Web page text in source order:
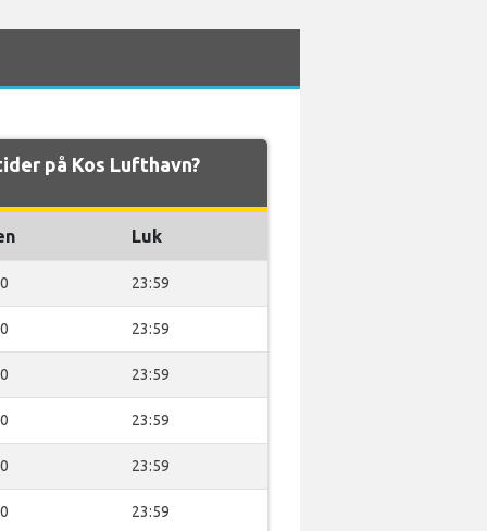
på Kos Lufthavn?
Luk
23:59
23:59
23:59
23:59
23:59
23:59